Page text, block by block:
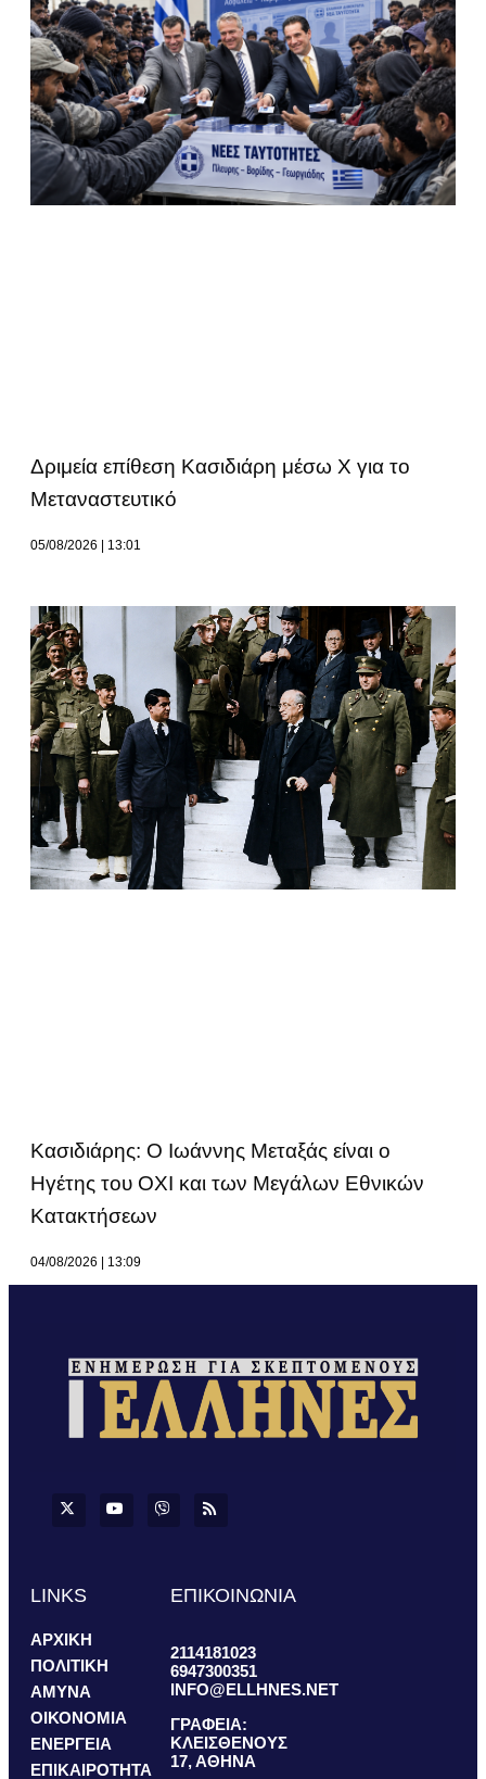
Δριμεία επίθεση Κασιδιάρη μέσω Χ για το
Μεταναστευτικό
05/08/2026 13:01
Κασιδιάρης: Ο Ιωάννης Μεταξάς είναι ο
Ηγέτης του ΟΧΙ και των Μεγάλων Εθνικών
Κατακτήσεων
04/08/2026 13:09
LINKS
ΑΡΧΙΚΗ
ΠΟΛΙΤΙΚΗ
ΑΜΥΝΑ
ΟΙΚΟΝΟΜΙΑ
ΕΝΕΡΓΕΙΑ
ΕΠΙΚΑΙΡΟΤΗΤΑ
ΕΠΙΚΟΙΝΩΝΙΑ
2114181023
6947300351
INFO@ELLHNES.NET
ΓΡΑΦΕΙΑ:
ΚΛΕΙΣΘΕΝΟΥΣ
17, ΑΘΗΝΑ